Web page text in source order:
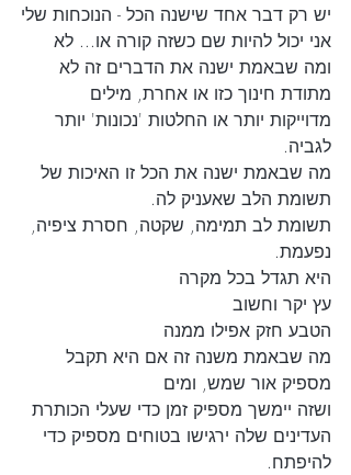
יש רק דבר אחד שישנה הכל - הנוכחות שלי
אני יכול להיות שם כשזה קורה או... לא
ומה שבאמת ישנה את הדברים זה לא
מתודת חינוך כזו או אחרת, מילים
מדוייקות יותר או החלטות 'נכונות' יותר
לגביה.
מה שבאמת ישנה את הכל זו האיכות של
תשומת הלב שאעניק לה.
תשומת לב תמימה, שקטה, חסרת ציפיה,
נפעמת.
היא תגדל בכל מקרה
עץ יקר וחשוב
הטבע חזק אפילו ממנה
מה שבאמת משנה זה אם היא תקבל
מספיק אור שמש, ומים
ושזה יימשך מספיק זמן כדי שעלי הכותרת
העדינים שלה ירגישו בטוחים מספיק כדי
להיפתח.